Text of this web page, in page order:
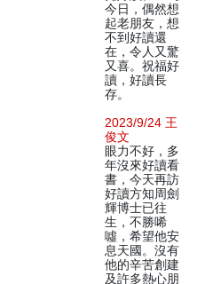
今日，偶然想
起老朋友，想
不到好讀還
在，令人又驚
又喜。祝福好
讀，好讀長
存。
2023/9/24 王
俊文
眼力不好，多
年沒來好讀看
書，今天再訪
好讀方知周劍
輝博士已往
生，不勝唏
噓，希望他安
息天國。沒有
他的辛苦創建
及許多熱心朋